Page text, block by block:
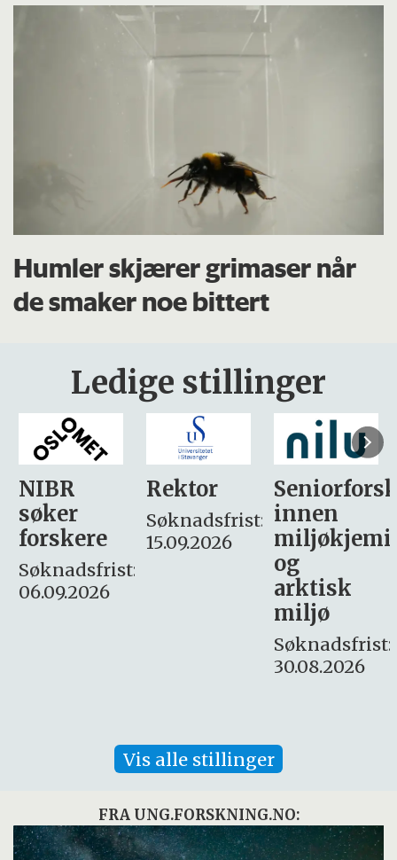
Humler skjærer grimaser når
de smaker noe bittert
Ledige stillinger
Rektor
Søknadsfrist:
15.09.2026
Seniorforsker
innen
miljøkjemi
søker
– fast
Søknadsfrist:
16. august.
Vis alle stillinger
FRA UNG.FORSKNING.NO: